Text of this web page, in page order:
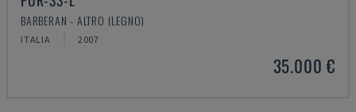
BARBERAN - ALTRO (LEGNO)
ITALIA 2007
35.000 €